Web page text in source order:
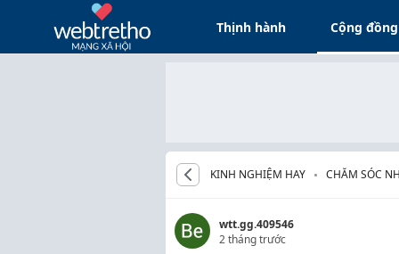
Thịnh hành Cộng đồng
KINH NGHIỆM HAY CHĂM SÓC
wtt.gg.409546
2 tháng trước